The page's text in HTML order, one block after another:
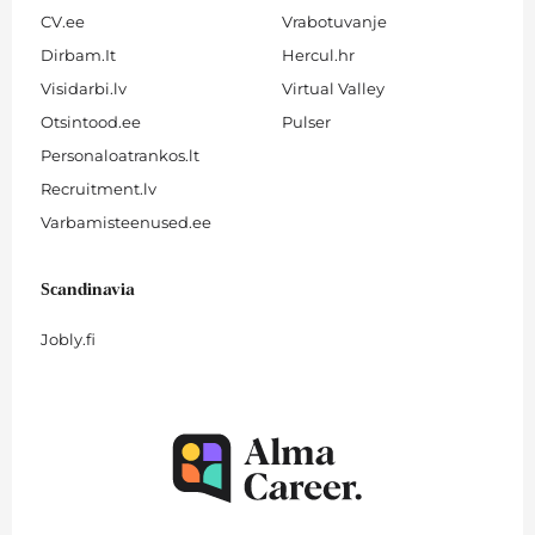
CV.ee
Dirbam.It
Visidarbi.lv
Otsintood.ee
Personaloatrankos.lt
Recruitment.lv
Varbamisteenused.ee
Vrabotuvanje
Hercul.hr
Virtual Valley
Pulser
Scandinavia
Jobly.fi